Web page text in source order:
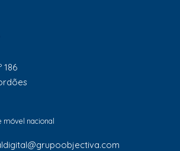
186
móvel nacional